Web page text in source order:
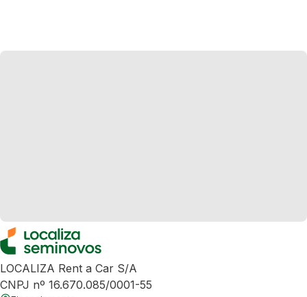
LOCALIZA Rent a Car S/A
CNPJ nº 16.670.085/0001-55